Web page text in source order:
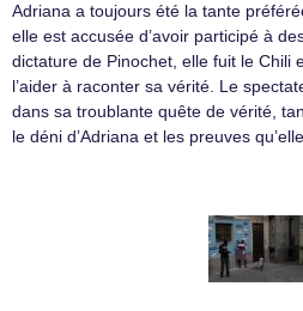
Adriana a toujours été la tante
elle est accusée d’avoir participé à
dictature de Pinochet, elle fuit le Chili
l’aider à raconter sa vérité. Le
dans sa troublante quête de vérité,
le déni d’Adriana et les preuves